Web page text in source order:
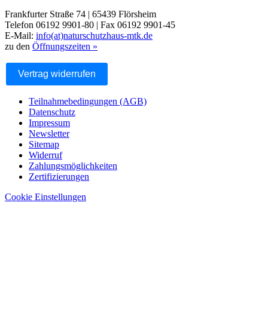
Frankfurter Straße 74 | 65439 Flörsheim
Telefon 06192 9901-80 | Fax 06192 9901-45
E-Mail: info(at)naturschutzhaus-mtk.de
zu den Öffnungszeiten »
Vertrag widerrufen
Teilnahmebedingungen (AGB)
Datenschutz
Impressum
Newsletter
Sitemap
Widerruf
Zahlungsmöglichkeiten
Zertifizierungen
Cookie Einstellungen